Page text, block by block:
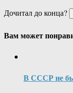
Дочитал до конца?
Вам может
В СССР не